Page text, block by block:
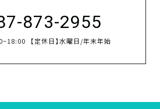
873-2955
【定休日】水曜日/年末年始